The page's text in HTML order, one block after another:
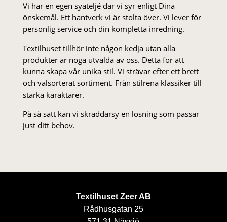
Vi har en egen syateljé där vi syr enligt Dina
önskemål. Ett hantverk vi är stolta över. Vi lever för
personlig service och din kompletta inredning.
Textilhuset tillhör inte någon kedja utan alla
produkter är noga utvalda av oss. Detta för att
kunna skapa vår unika stil. Vi strä­var efter ett brett
och välsorterat sor­ti­ment. Från stil­rena klas­siker till
starka karaktärer.
På så sätt kan vi skräddarsy en lösning som passar
just ditt behov.
Textilhuset Zeer AB
Rådhusgatan 25